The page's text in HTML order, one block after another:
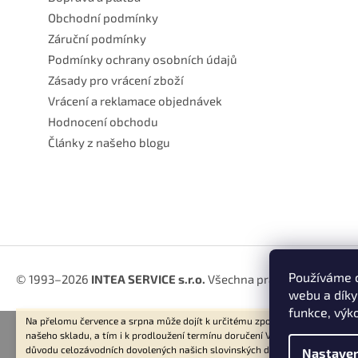
Používáme
webu a
funkce,
Na přelomu července a srpna může dojít k určitému zpoždění dodávek
našeho skladu, a tím i k prodloužení termínu doručení Vaší objednávky, a
důvodu celozávodních dovolených našich slovinských dodavatelů. Děkujeme
Obchodní podmínky
Záruční podmínky
Podmínky ochrany osobních údajů
Zásady pro vrácení zboží
Vrácení a reklamace objednávek
Hodnocení obchodu
Články z našeho blogu
© 1993–2026 INTEA SERVICE s.r.o. Všechna práva vyhrazena.